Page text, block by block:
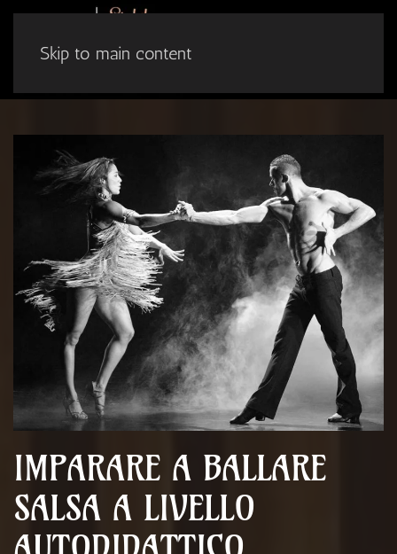
Skip to main content
IMPARARE A BALLARE
SALSA A LIVELLO